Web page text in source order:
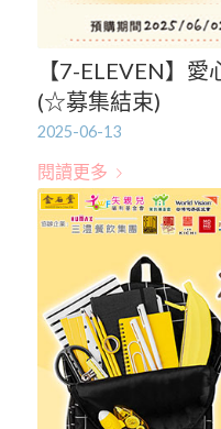
【7-ELEVEN】
(☆募集結束)
2025-06-13
閱讀更多